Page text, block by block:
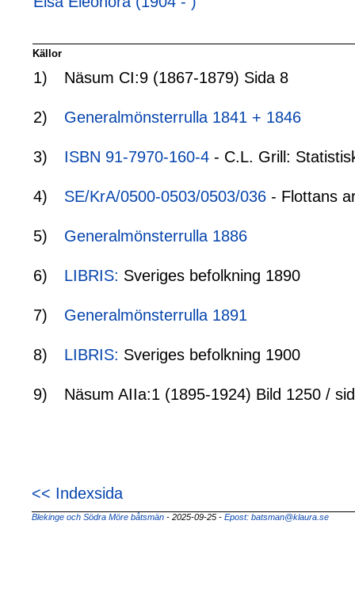
Källor
1) Näsum CI:9 (1867-1879) Sida 8
2) Generalmönsterrulla 1841 + 1846
3) ISBN 91-7970-160-4 - C.L. Grill:
4) SE/KrA/0500-0503/0503/036 - Flottans
5) Generalmönsterrulla 1886
6) LIBRIS: Sveriges befolkning 1890
7) Generalmönsterrulla 1891
8) LIBRIS: Sveriges befolkning 1900
9) Näsum AIIa:1 (1895-1924) Bild 1250 /
<< Indexsida
Blekinge och Södra Möre båtsmän - 2025-09-25 - Epost: batsman@klaura.se